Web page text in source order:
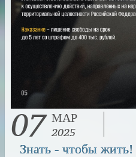
07 МАР
2025
Знать - чтобы жить!